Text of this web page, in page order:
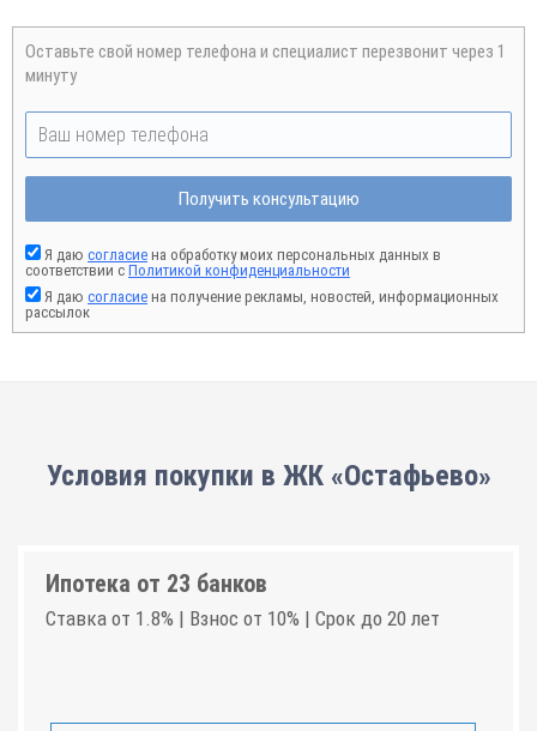
Оставьте свой номер телефона и специалист перезвонит через 1
минуту
Получить консультацию
Я даю согласие на обработку моих персональных данных в
соответствии с Политикой конфиденциальности
Я даю согласие на получение рекламы, новостей, информационных
рассылок
Условия покупки в ЖК «Остафьево»
Ипотека от 23 банков
Ставка от 1.8% | Взнос от 10% | Срок до 20 лет